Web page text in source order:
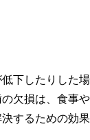
下したりした
欠損は、食事
するための効果